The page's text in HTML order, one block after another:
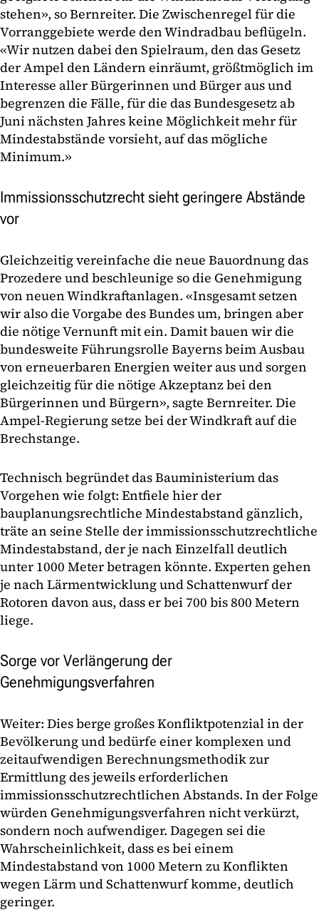
stehen», so Bernreiter. Die Zwischenregel für die
Vorranggebiete werde den Windradbau beflügeln.
«Wir nutzen dabei den Spielraum, den das Gesetz
der Ampel den Ländern einräumt, größtmöglich im
Interesse aller Bürgerinnen und Bürger aus und
begrenzen die Fälle, für die das Bundesgesetz ab
Juni nächsten Jahres keine Möglichkeit mehr für
Mindestabstände vorsieht, auf das mögliche
Minimum.»
Immissionsschutzrecht sieht geringere Abstände
vor
Gleichzeitig vereinfache die neue Bauordnung das
Prozedere und beschleunige so die Genehmigung
von neuen Windkraftanlagen. «Insgesamt setzen
wir also die Vorgabe des Bundes um, bringen aber
die nötige Vernunft mit ein. Damit bauen wir die
bundesweite Führungsrolle Bayerns beim Ausbau
von erneuerbaren Energien weiter aus und sorgen
gleichzeitig für die nötige Akzeptanz bei den
Bürgerinnen und Bürgern», sagte Bernreiter. Die
Ampel-Regierung setze bei der Windkraft auf die
Brechstange.
Technisch begründet das Bauministerium das
Vorgehen wie folgt: Entfiele hier der
bauplanungsrechtliche Mindestabstand gänzlich,
träte an seine Stelle der immissionsschutzrechtliche
Mindestabstand, der je nach Einzelfall deutlich
unter 1000 Meter betragen könnte. Experten gehen
je nach Lärmentwicklung und Schattenwurf der
Rotoren davon aus, dass er bei 700 bis 800 Metern
liege.
Sorge vor Verlängerung der
Genehmigungsverfahren
Weiter: Dies berge großes Konfliktpotenzial in der
Bevölkerung und bedürfe einer komplexen und
zeitaufwendigen Berechnungsmethodik zur
Ermittlung des jeweils erforderlichen
immissionsschutzrechtlichen Abstands. In der Folge
würden Genehmigungsverfahren nicht verkürzt,
sondern noch aufwendiger. Dagegen sei die
Wahrscheinlichkeit, dass es bei einem
Mindestabstand von 1000 Metern zu Konflikten
wegen Lärm und Schattenwurf komme, deutlich
geringer.